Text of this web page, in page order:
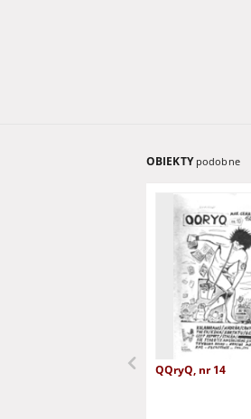
OBIEKTY podobne
QQryQ, nr 14